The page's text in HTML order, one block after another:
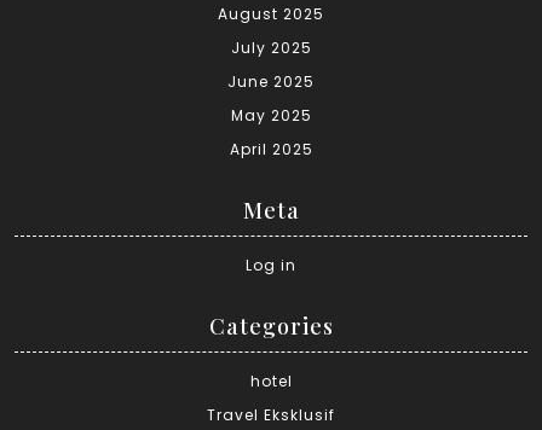
August 2025
July 2025
June 2025
May 2025
April 2025
Meta
Log in
Categories
hotel
Travel Eksklusif